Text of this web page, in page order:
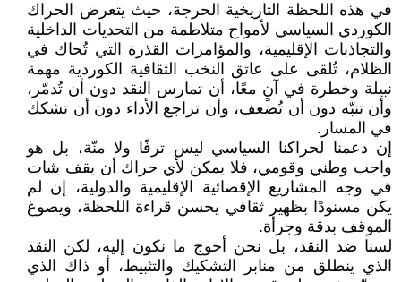
في هذه اللحظة التاريخية الحرجة، حيث يتعرض الحراك
الكوردي السياسي لأمواج متلاطمة من التحديات الداخلية
والتجاذبات الإقليمية، والمؤامرات القذرة التي تُحاك في
الظلام، تُلقى على عاتق النخب الثقافية الكوردية مهمة
نبيلة وخطرة في آنٍ معًا، أن تمارس النقد دون أن تُدمّر،
وأن تنبّه دون أن تُضعف، وأن تراجع الأداء دون أن تشكك
في المسار.
إن دعمنا لحراكنا السياسي ليس ترفًا ولا منّة، بل هو
واجب وطني وقومي، فلا يمكن لأي حراك أن يقف بثبات
في وجه المشاريع الإقصائية الإقليمية والدولية، إن لم
يكن مسنودًا بظهير ثقافي يحسن قراءة اللحظة، ويصوغ
الموقف بدقة وجرأة.
لسنا ضد النقد، بل نحن أحوج ما نكون إليه، لكن النقد
الذي ينطلق من منابر التشكيك والتثبيط، أو ذاك الذي